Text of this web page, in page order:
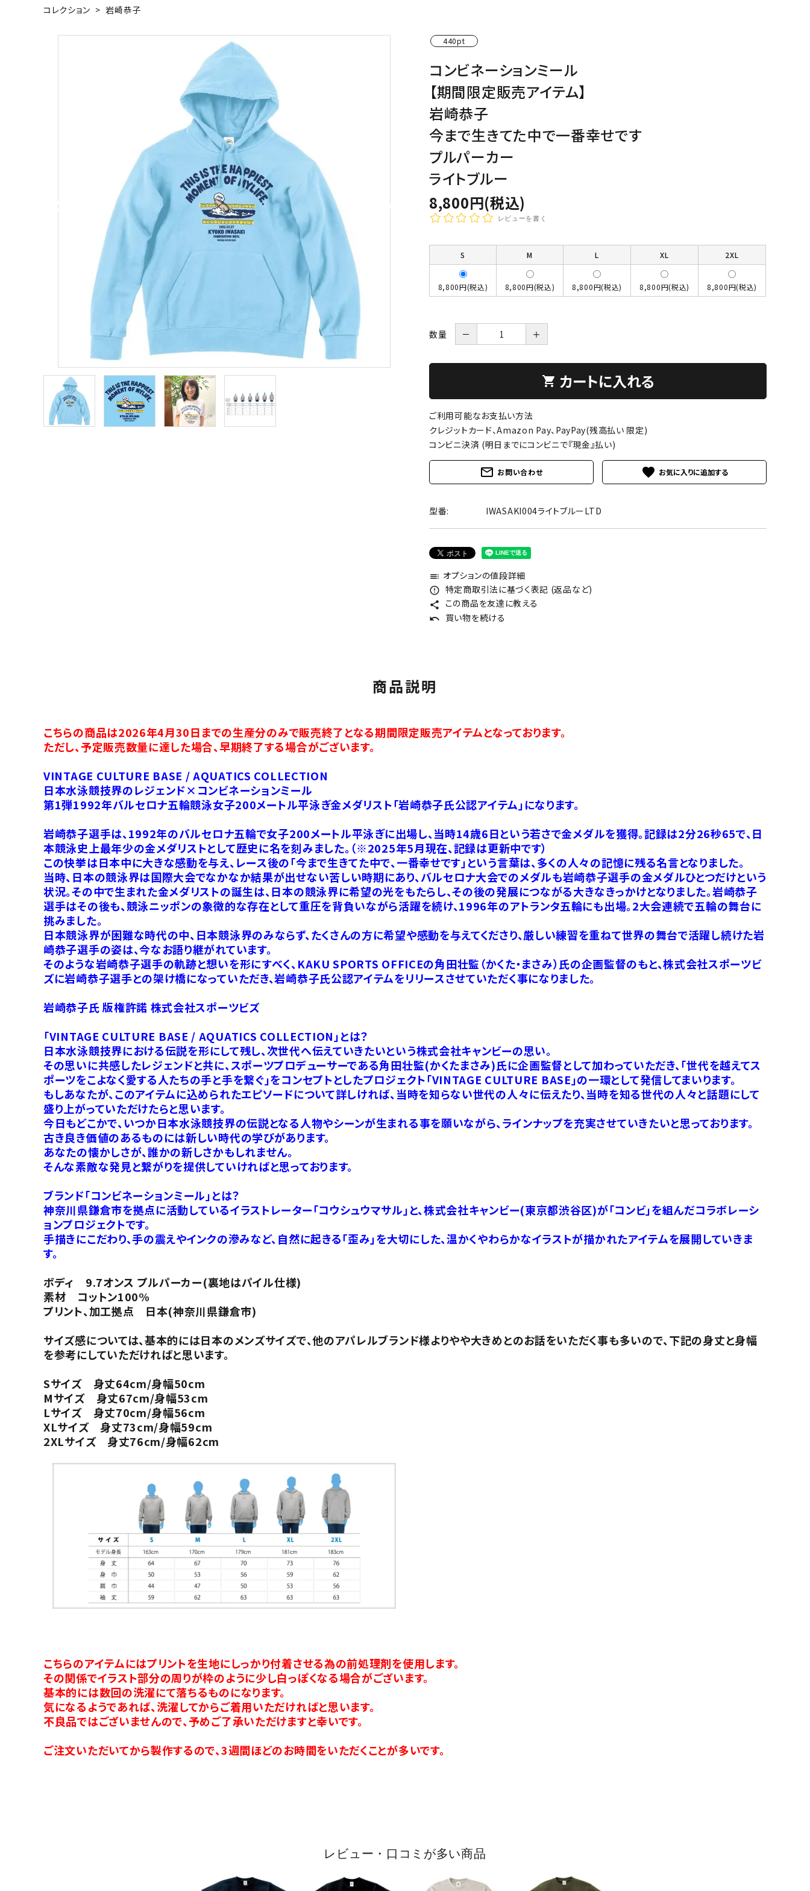
コレクション > 岩崎恭子
440pt
コンビネーションミール
【期間限定販売アイテム】
岩崎恭子
今まで生きてた中で一番幸せです
プルパーカー
ライトブルー
8,800円(税込)
レビューを書く
S M L XL 2XL
8,800円(税込) 8,800円(税込) 8,800円(税込) 8,800円(税込) 8,800円(税込)
数量 － ＋
shopping_cart カートに入れる
ご利用可能なお支払い方法
クレジットカード、Amazon Pay、PayPay(残高払い 限定)
コンビニ決済 (明日までにコンビニで『現金』払い)
mail_outline お問い合わせ favorite
型番: IWASAKI004ライトブルーLTD
toc オプションの値段詳細
error_outline 特定商取引法に基づく表記 (返品など)
share この商品を友達に教える
undo 買い物を続ける
商品説明
こちらの商品は2026年4月30日までの生産分のみで販売終了となる期間限定販売アイテムとなっております。
ただし、予定販売数量に達した場合、早期終了する場合がございます。
VINTAGE CULTURE BASE / AQUATICS COLLECTION
日本水泳競技界のレジェンド×コンビネーションミール
第1弾1992年バルセロナ五輪競泳女子200メートル平泳ぎ金メダリスト「岩崎恭子氏公認アイテム」になります。
岩崎恭子選手は、1992年のバルセロナ五輪で女子200メートル平泳ぎに出場し、当時14歳6日という若さで金メダルを獲得。記録は2分26秒65で、日
本競泳史上最年少の金メダリストとして歴史に名を刻みました。（※2025年5月現在、記録は更新中です）
この快挙は日本中に大きな感動を与え、レース後の「今まで生きてた中で、一番幸せです」という言葉は、多くの人々の記憶に残る名言となりました。
当時、日本の競泳界は国際大会でなかなか結果が出せない苦しい時期にあり、バルセロナ大会でのメダルも岩崎恭子選手の金メダルひとつだけという
状況。その中で生まれた金メダリストの誕生は、日本の競泳界に希望の光をもたらし、その後の発展につながる大きなきっかけとなりました。岩崎恭子
選手はその後も、競泳ニッポンの象徴的な存在として重圧を背負いながら活躍を続け、1996年のアトランタ五輪にも出場。2大会連続で五輪の舞台に
挑みました。
日本競泳界が困難な時代の中、日本競泳界のみならず、たくさんの方に希望や感動を与えてくださり、厳しい練習を重ねて世界の舞台で活躍し続けた岩
崎恭子選手の姿は、今なお語り継がれています。
そのような岩崎恭子選手の軌跡と想いを形にすべく、KAKU SPORTS OFFICEの角田壮監（かくた・まさみ）氏の企画監督のもと、株式会社スポーツビ
ズに岩崎恭子選手との架け橋になっていただき、岩崎恭子氏公認アイテムをリリースさせていただく事になりました。
岩崎恭子氏 版権許諾 株式会社スポーツビズ
「VINTAGE CULTURE BASE / AQUATICS COLLECTION」とは？
日本水泳競技界における伝説を形にして残し、次世代へ伝えていきたいという株式会社キャンビーの思い。
その思いに共感したレジェンドと共に、スポーツプロデューサーである角田壮監(かくたまさみ)氏に企画監督として加わっていただき、「世代を越えてス
ポーツをこよなく愛する人たちの手と手を繋ぐ」をコンセプトとしたプロジェクト「VINTAGE CULTURE BASE」の一環として発信してまいります。
もしあなたが、このアイテムに込められたエピソードについて詳しければ、当時を知らない世代の人々に伝えたり、当時を知る世代の人々と話題にして
盛り上がっていただけたらと思います。
今日もどこかで、いつか日本水泳競技界の伝説となる人物やシーンが生まれる事を願いながら、ラインナップを充実させていきたいと思っております。
古き良き価値のあるものには新しい時代の学びがあります。
あなたの懐かしさが、誰かの新しさかもしれません。
そんな素敵な発見と繋がりを提供していければと思っております。
ブランド「コンビネーションミール」とは？
神奈川県鎌倉市を拠点に活動しているイラストレーター「コウシュウマサル」と、株式会社キャンビー(東京都渋谷区)が「コンビ」を組んだコラボレーシ
ョンプロジェクトです。
手描きにこだわり、手の震えやインクの滲みなど、自然に起きる「歪み」を大切にした、温かくやわらかなイラストが描かれたアイテムを展開していきま
す。
ボディ 9.7オンス プルパーカー(裏地はパイル仕様)
素材 コットン100%
プリント、加工拠点 日本(神奈川県鎌倉市)
サイズ感については、基本的には日本のメンズサイズで、他のアパレルブランド様よりやや大きめとのお話をいただく事も多いので、下記の身丈と身幅
を参考にしていただければと思います。
Sサイズ 身丈64cm/身幅50cm
Mサイズ 身丈67cm/身幅53cm
Lサイズ 身丈70cm/身幅56cm
XLサイズ 身丈73cm/身幅59cm
2XLサイズ 身丈76cm/身幅62cm
こちらのアイテムにはプリントを生地にしっかり付着させる為の前処理剤を使用します。
その関係でイラスト部分の周りが枠のように少し白っぽくなる場合がございます。
基本的には数回の洗濯にて落ちるものになります。
気になるようであれば、洗濯してからご着用いただければと思います。
不良品ではございませんので、予めご了承いただけますと幸いです。
ご注文いただいてから製作するので、3週間ほどのお時間をいただくことが多いです。
レビュー・口コミが多い商品